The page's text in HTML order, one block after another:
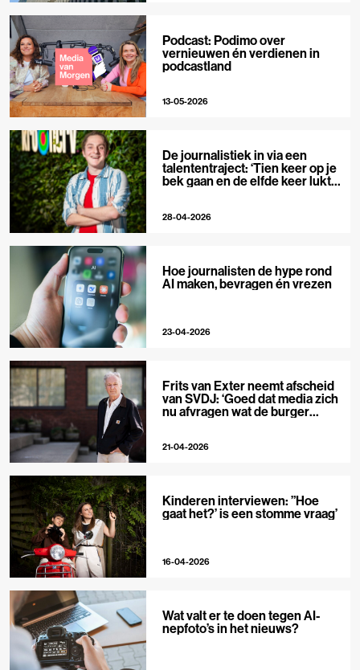
Podcast: Podimo over
vernieuwen én verdienen in
podcastland
13-05-2026
De journalistiek in via een
talententraject: ‘Tien keer op je
bek gaan en de elfde keer lukt
28-04-2026
Hoe journalisten de hype rond
AI maken, bevragen én vrezen
23-04-2026
Frits van Exter neemt afscheid
van SVDJ: ‘Goed dat media zich
nu afvragen wat de burger
21-04-2026
Kinderen interviewen: ”Hoe
gaat het?’ is een stomme vraag’
16-04-2026
Wat valt er te doen tegen AI-
nepfoto’s in het nieuws?